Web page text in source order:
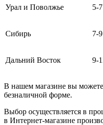
Урал и Поволжье 5-
Сибирь 7-
Дальний Восток 9-
В нашем магазине вы
безналичной форме.
Выбор осуществляется в
в Интернет-магазине